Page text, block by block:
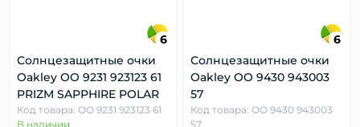
6
Солнцезащитные очки
Oakley OO 9231 923123 61
PRIZM SAPPHIRE POLAR
Код товара: OO 9231 923123 61
В наличии
6
Солнцезащитные очки
Oakley OO 9430 943003
57
Код товара: OO 9430 943003
57